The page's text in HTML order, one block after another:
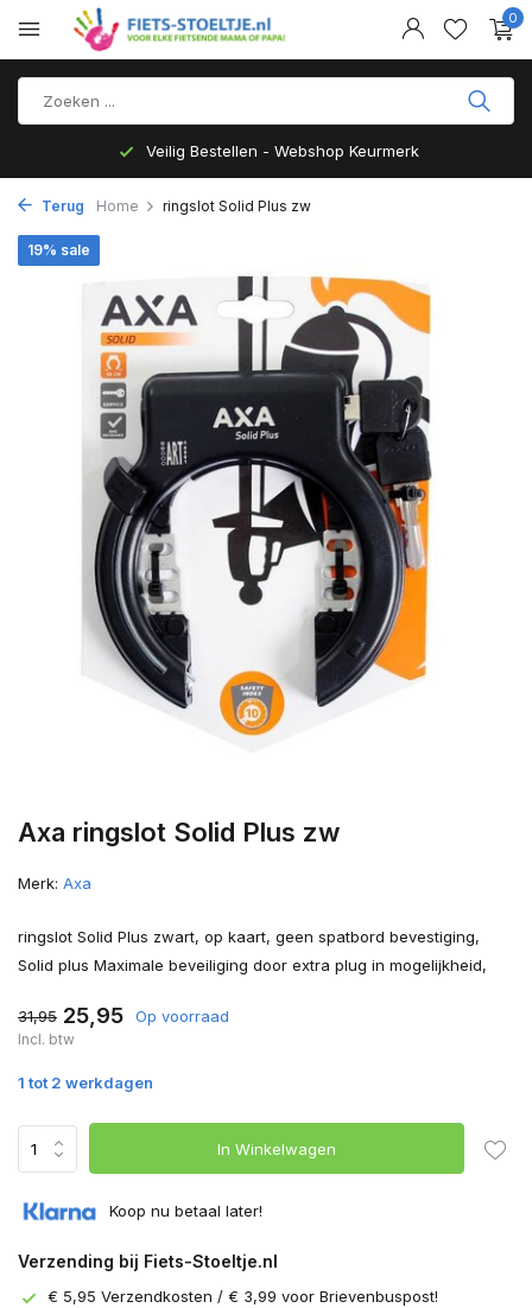
0
Veilig Bestellen - Webshop Keurmerk
Terug Home ringslot Solid Plus zw
Axa ringslot Solid Plus zw
19% sale
Merk: Axa
ringslot Solid Plus zwart, op kaart, geen spatbord bevestiging,
Solid plus Maximale beveiliging door extra plug in mogelijkheid,
31,95 25,95 Op voorraad
Incl. btw
1 tot 2 werkdagen
In Winkelwagen
Koop nu betaal later!
Verzending bij Fiets-Stoeltje.nl
€ 5,95 Verzendkosten / € 3,99 voor Brievenbuspost!